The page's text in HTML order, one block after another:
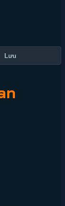
Lưu